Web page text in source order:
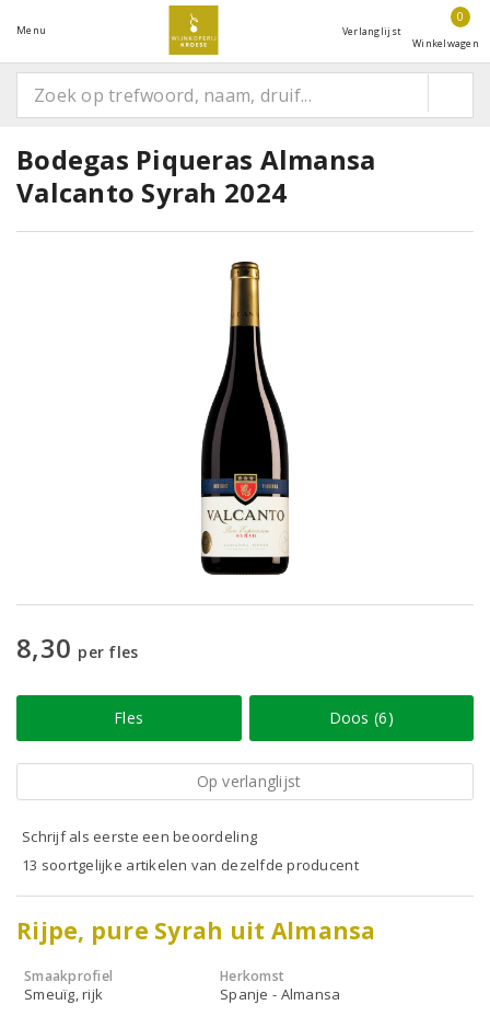
Menu Verlanglijst
0
Winkelwagen
Bodegas Piqueras Almansa
Valcanto Syrah 2024
8,30 per fles
Fles Doos (6)
Op verlanglijst
Schrijf als eerste een beoordeling
13 soortgelijke artikelen van dezelfde producent
Rijpe, pure Syrah uit Almansa
Smaakprofiel
Smeuïg, rijk
Herkomst
Spanje - Almansa